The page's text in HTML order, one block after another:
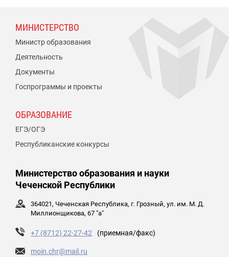
МИНИСТЕРСТВО
Министр образования
Деятельность
Документы
Госпрограммы и проекты
ОБРАЗОВАНИЕ
ЕГЭ/ОГЭ
Республиканские конкурсы
Министерство образования и науки
Чеченской Республики
364021, Чеченская Республика, г. Грозный, ул. им. М. Д.
Миллионщикова, 67 "а"
+7 (8712) 22-27-42 (приемная/факс)
moin.chr@mail.ru